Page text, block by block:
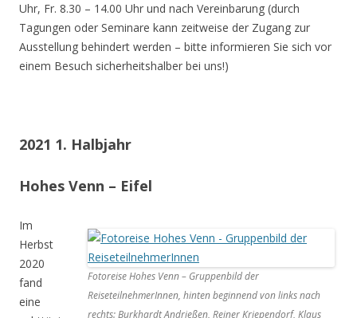
Uhr, Fr. 8.30 – 14.00 Uhr und nach Vereinbarung (durch
Tagungen oder Seminare kann zeitweise der Zugang zur
Ausstellung behindert werden – bitte informieren Sie sich vor
einem Besuch sicherheitshalber bei uns!)
2021 1. Halbjahr
Hohes Venn – Eifel
Fotoreise Hohes Venn – Gruppenbild der
ReiseteilnehmerInnen, hinten beginnend von links nach
rechts: Burkhardt Andrießen, Reiner Kriependorf, Klaus
Im
Herbst
2020
fand
eine